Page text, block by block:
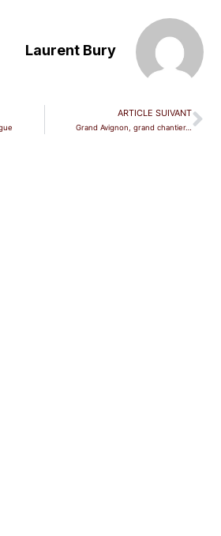
Laurent Bury
ARTICLE SUIVANT
Grand Avignon, grand chantier…